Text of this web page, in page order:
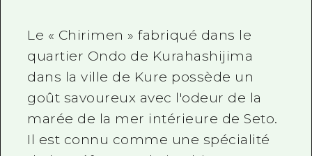
Standard
Histoire / Culture
Nature
Shimane
Billet d'excursion de grande
Services de stockage et de
Hiroshima Omotenashi Pass
HIROSHIMA FREE Wi-Fi
TRAVELPAL International
Le « Chirimen » fabriqué dans le
quartier Ondo de Kurahashijima
dans la ville de Kure possède un
goût savoureux avec l'odeur de la
marée de la mer intérieure de Seto.
Il est connu comme une spécialité